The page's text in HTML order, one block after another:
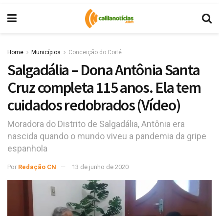
Home Municípios Conceição do Coité
Salgadália – Dona Antônia Santa
Cruz completa 115 anos. Ela tem
cuidados redobrados (Vídeo)
Moradora do Distrito de Salgadália, Antônia era
nascida quando o mundo viveu a pandemia da gripe
espanhola
Por Redação CN 13 de junho de 2020